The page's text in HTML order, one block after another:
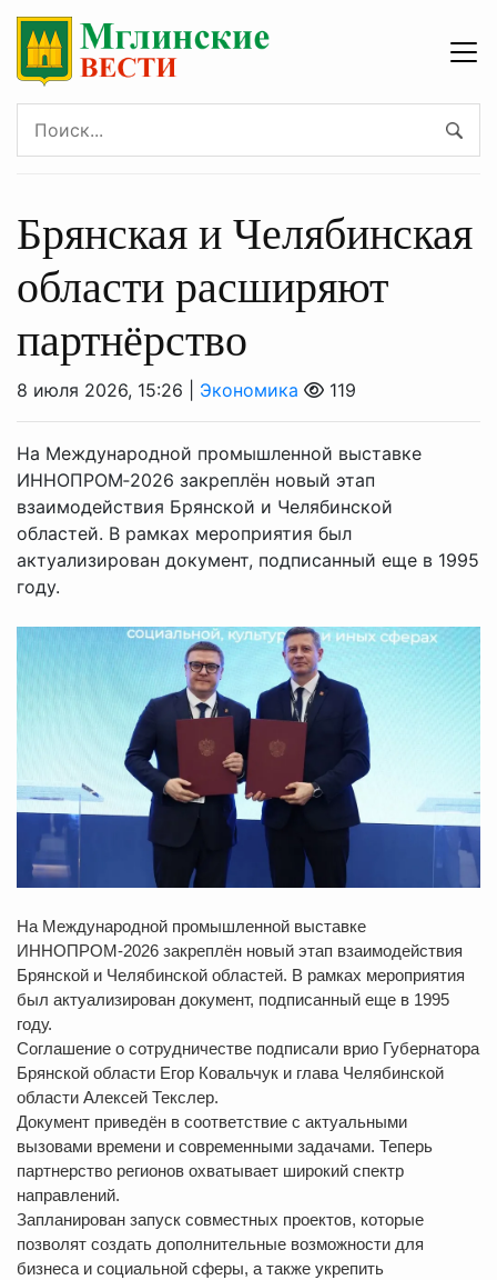
Брянская и Челябинская
области расширяют
партнёрство
8 июля 2026, 15:26 | Экономика 119
На Международной промышленной выставке
ИННОПРОМ‑2026 закреплён новый этап
взаимодействия Брянской и Челябинской
областей. В рамках мероприятия был
актуализирован документ, подписанный еще в 1995
году.
На Международной промышленной выставке
ИННОПРОМ‑2026 закреплён новый этап взаимодействия
Брянской и Челябинской областей. В рамках мероприятия
был актуализирован документ, подписанный еще в 1995
году.
Соглашение о сотрудничестве подписали врио Губернатора
Брянской области Егор Ковальчук и глава Челябинской
области Алексей Текслер.
Документ приведён в соответствие с актуальными
вызовами времени и современными задачами. Теперь
партнерство регионов охватывает широкий спектр
направлений.
Запланирован запуск совместных проектов, которые
позволят создать дополнительные возможности для
бизнеса и социальной сферы, а также укрепить